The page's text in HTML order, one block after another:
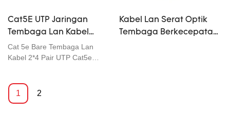
Cat5E UTP Jaringan
Tembaga Lan Kabel
Konduktor 24 AWG
0.505mm Perlindungan
Cat 5e Bare Tembaga Lan
Kabel 2*4 Pair UTP Cat5e
1000ft 305m Harga
MassalKecepatan tinggi 4 Pair
Kabel Lan Serat Optik
Tembaga Berkecepatan
1 2